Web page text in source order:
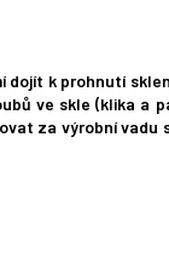
dojít k prohnutí
ve skle (klika a
za výrobní vadu